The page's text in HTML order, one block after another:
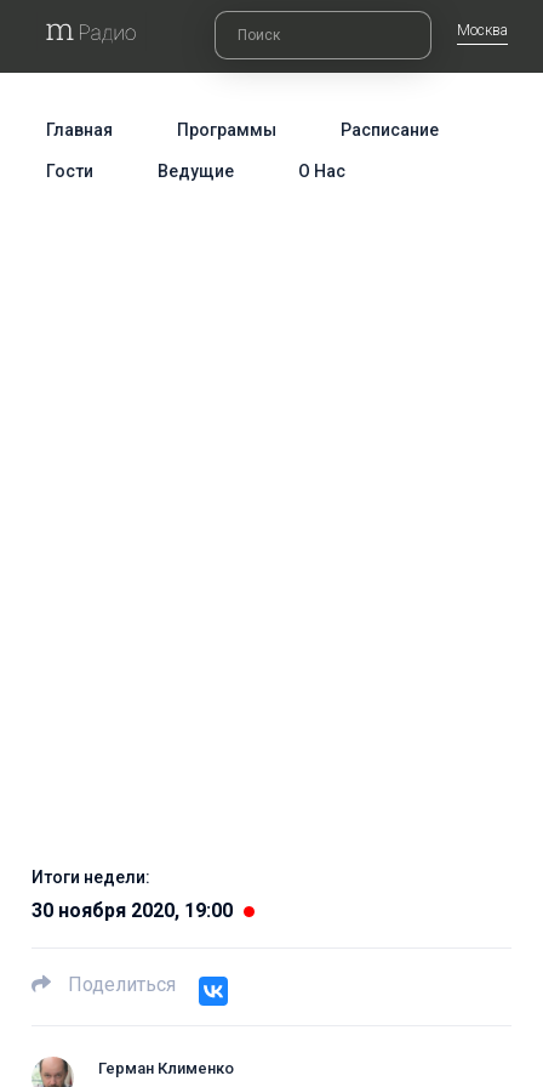
Москва
Главная Программы Расписание
Гости Ведущие О Нас
Итоги недели:
30 ноября 2020, 19:00
Поделиться
Герман Клименко